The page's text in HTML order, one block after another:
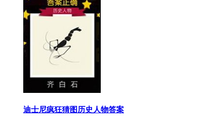
迪士尼疯狂猜图历史人物答案